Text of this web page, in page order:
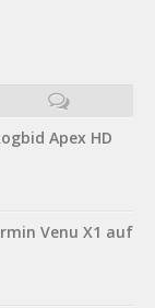
Apex HD
Venu X1 auf